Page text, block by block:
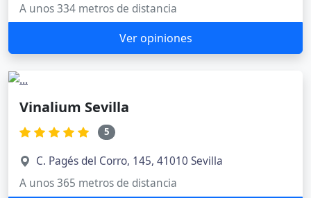
A unos 334 metros de distancia
Ver opiniones
Vinalium Sevilla
5
C. Pagés del Corro, 145, 41010 Sevilla
A unos 365 metros de distancia